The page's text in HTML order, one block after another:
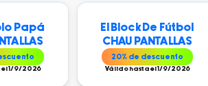
El Block De Fútbol
CHAU PANTALLAS
% de descuento
Válido hasta el 1/9/2026